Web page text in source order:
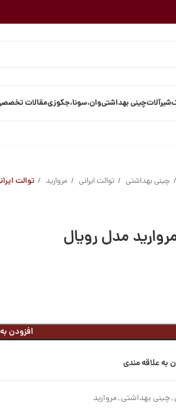
شیرآلاتچینی بهداشتیوان،سونا،جکوزیمقالات
چینی بهداشتی توالت ایرانی مروارید توالت
مدل رویال
افزودن
به علاقه مندی
,چینی بهداشتی,مروارید